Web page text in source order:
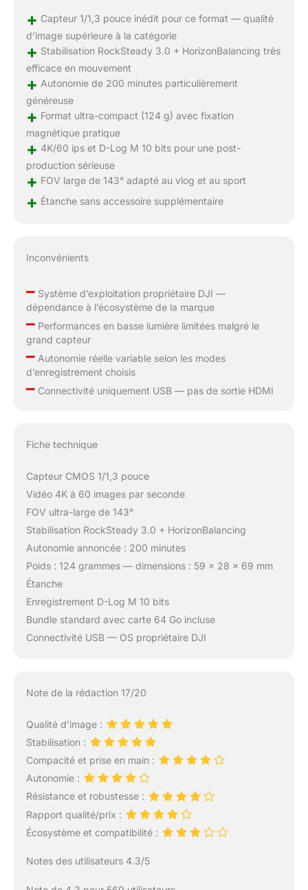
+ Capteur 1/1,3 pouce inédit pour ce format — qualité
d’image supérieure à la catégorie
+ Stabilisation RockSteady 3.0 + HorizonBalancing très
efficace en mouvement
+ Autonomie de 200 minutes particulièrement
généreuse
+ Format ultra-compact (124 g) avec fixation
magnétique pratique
+ 4K/60 ips et D-Log M 10 bits pour une post-
production sérieuse
+ FOV large de 143° adapté au vlog et au sport
+ Étanche sans accessoire supplémentaire
Inconvénients
–Système d’exploitation propriétaire DJI —
dépendance à l’écosystème de la marque
–Performances en basse lumière limitées malgré le
grand capteur
–Autonomie réelle variable selon les modes
d’enregistrement choisis
–Connectivité uniquement USB — pas de sortie HDMI
Fiche technique
Capteur CMOS 1/1,3 pouce
Vidéo 4K à 60 images par seconde
FOV ultra-large de 143°
Stabilisation RockSteady 3.0 + HorizonBalancing
Autonomie annoncée : 200 minutes
Poids : 124 grammes — dimensions : 59 x 28 x 69 mm
Étanche
Enregistrement D-Log M 10 bits
Bundle standard avec carte 64 Go incluse
Connectivité USB — OS propriétaire DJI
Note de la rédaction 17/20
Qualité d’image :
Stabilisation :
Compacité et prise en main :
Autonomie :
Résistance et robustesse :
Rapport qualité/prix :
Écosystème et compatibilité :
Notes des utilisateurs 4.3/5